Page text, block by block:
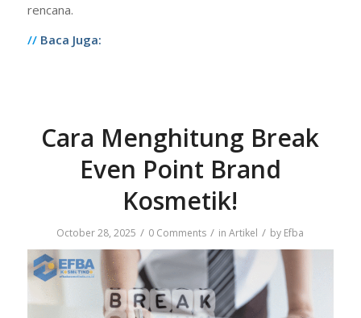
rencana.
//Baca Juga:
Cara Menghitung Break
Even Point Brand
Kosmetik!
October 28, 2025 / 0 Comments / inArtikel / by Efba